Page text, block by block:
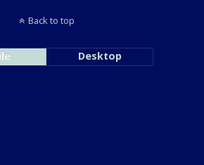
Back to top
Desktop